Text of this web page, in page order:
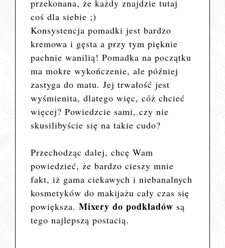
przekonana, że każdy znajdzie tutaj
coś dla siebie ;)
Konsystencja pomadki jest bardzo
kremowa i gęsta a przy tym pięknie
pachnie wanilią! Pomadka na początku
ma mokre wykończenie, ale później
zastyga do matu. Jej trwałość jest
wyśmienita, dlatego więc, cóż chcieć
więcej? Powiedzcie sami, czy nie
skusilibyście się na takie cudo?
Przechodząc dalej, chcę Wam
powiedzieć, że bardzo cieszy mnie
fakt, iż gama ciekawych i niebanalnych
kosmetyków do makijażu cały czas się
powiększa.Mixery do podkładów są
tego najlepszą postacią.